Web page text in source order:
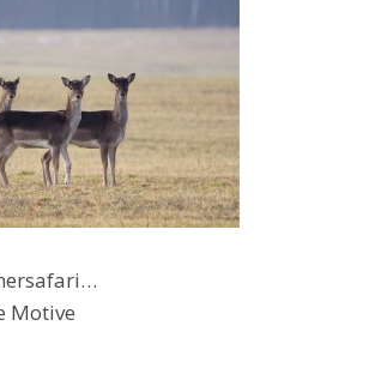
Motive